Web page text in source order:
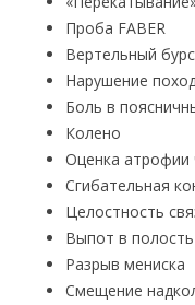
Проба FABER
Вертельный
Нарушение
Боль в
Колено
Оценка атрофии
Сгибательная
Целостность
Выпот в
Разрыв мениска
Смещение